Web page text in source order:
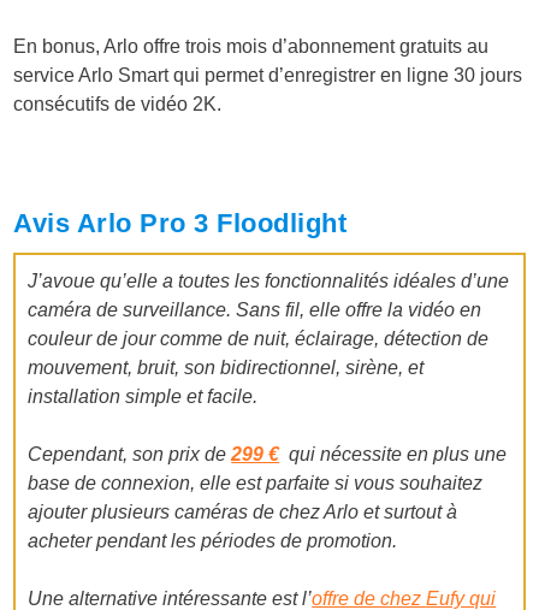
En bonus, Arlo offre trois mois d’abonnement gratuits au
service Arlo Smart qui permet d’enregistrer en ligne 30 jours
consécutifs de vidéo 2K.
Avis Arlo Pro 3 Floodlight
J’avoue qu’elle a toutes les fonctionnalités idéales d’une
caméra de surveillance. Sans fil, elle offre la vidéo en
couleur de jour comme de nuit, éclairage, détection de
mouvement, bruit, son bidirectionnel, sirène, et
installation simple et facile.
Cependant, son prix de299 € qui nécessite en plus une
base de connexion, elle est parfaite si vous souhaitez
ajouter plusieurs caméras de chez Arlo et surtout à
acheter pendant les périodes de promotion.
Une alternative intéressante est l’offre de chez Eufy qui